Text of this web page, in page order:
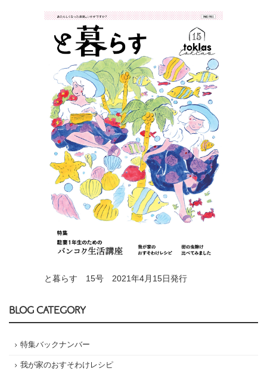
と暮らす 15号 2021年4月15日発行
BLOG CATEGORY
特集バックナンバー
我が家のおすそわけレシピ